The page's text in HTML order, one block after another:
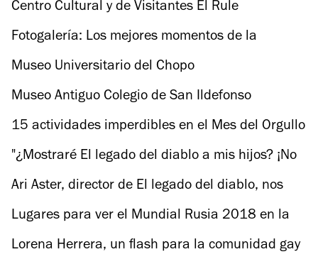
Centro Cultural y de Visitantes El Rule
Fotogalería: Los mejores momentos de la
Semana IR 2018
Museo Universitario del Chopo
Museo Antiguo Colegio de San Ildefonso
15 actividades imperdibles en el Mes del Orgullo
LGBT
"¿Mostraré El legado del diablo a mis hijos? ¡No
estoy loca!", Toni Collette
Ari Aster, director de El legado del diablo, nos
cuenta sobre su debut en pantalla grande
Lugares para ver el Mundial Rusia 2018 en la
CDMX
Lorena Herrera, un flash para la comunidad gay